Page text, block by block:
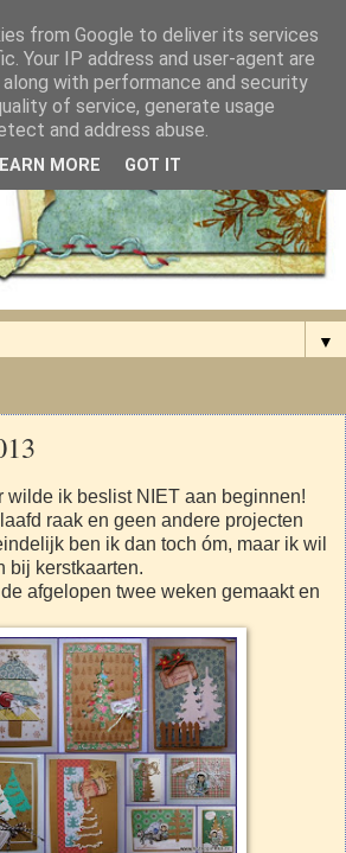
▼
wilde ik beslist NIET aan beginnen!
raak en geen andere projecten
ben ik dan toch óm, maar ik wil
bij kerstkaarten.
afgelopen twee weken gemaakt en
from Google to deliver its services
Your IP address and user-agent are
with performance and security
of service, generate usage
and address abuse.
MORE GOT IT